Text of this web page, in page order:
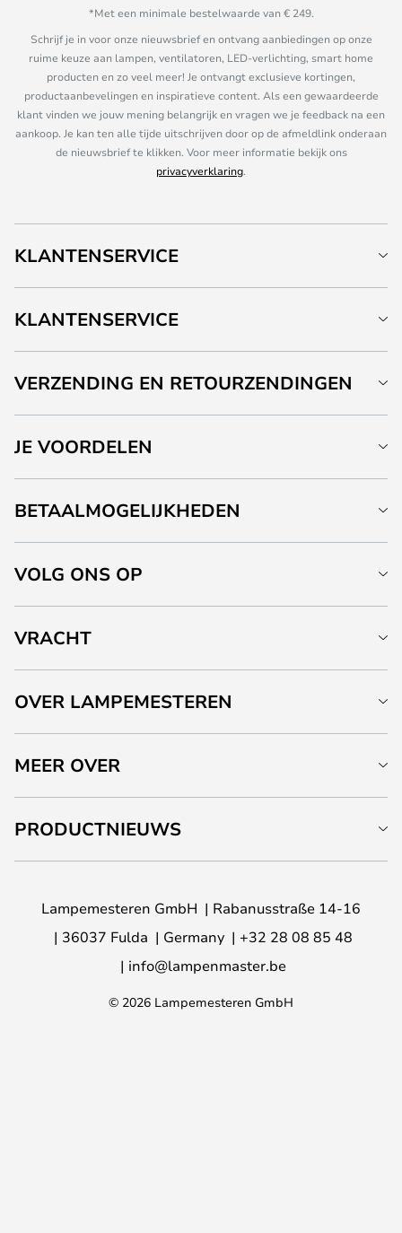
*Met een minimale bestelwaarde van € 249.
Schrijf je in voor onze nieuwsbrief en ontvang aanbiedingen op onze
ruime keuze aan lampen, ventilatoren, LED-verlichting, smart home
producten en zo veel meer! Je ontvangt exclusieve kortingen,
productaanbevelingen en inspiratieve content. Als een gewaardeerde
klant vinden we jouw mening belangrijk en vragen we je feedback na een
aankoop. Je kan ten alle tijde uitschrijven door op de afmeldlink onderaan
de nieuwsbrief te klikken. Voor meer informatie bekijk ons
privacyverklaring.
KLANTENSERVICE
KLANTENSERVICE
VERZENDING EN RETOURZENDINGEN
JE VOORDELEN
BETAALMOGELIJKHEDEN
VOLG ONS OP
VRACHT
OVER LAMPEMESTEREN
MEER OVER
PRODUCTNIEUWS
Lampemesteren GmbH
Rabanusstraße 14-16
36037 Fulda
Germany
+32 28 08 85 48
info@lampenmaster.be
© 2026 Lampemesteren GmbH